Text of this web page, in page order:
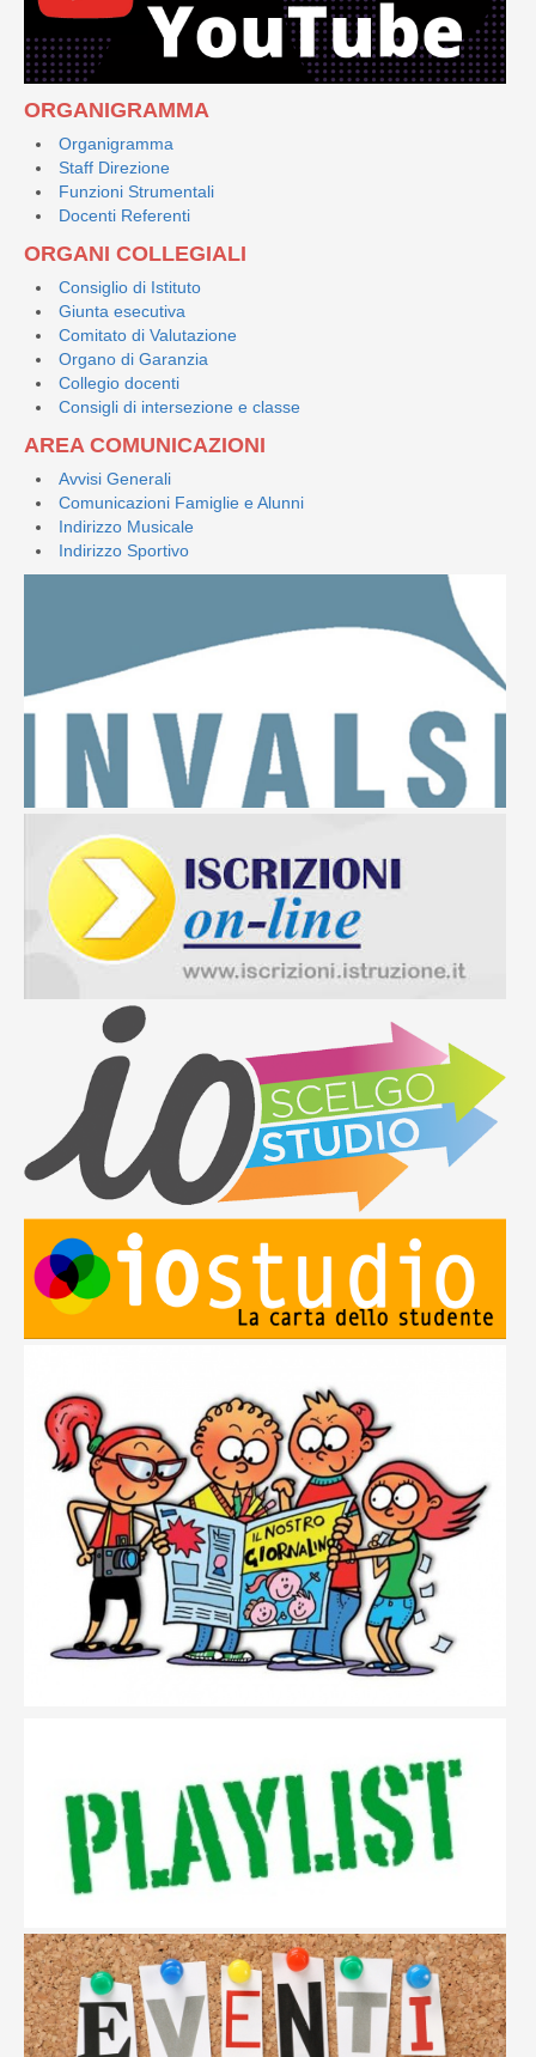
ORGANIGRAMMA
Organigramma
Staff Direzione
Funzioni Strumentali
Docenti Referenti
ORGANI COLLEGIALI
Consiglio di Istituto
Giunta esecutiva
Comitato di Valutazione
Organo di Garanzia
Collegio docenti
Consigli di intersezione e classe
AREA COMUNICAZIONI
Avvisi Generali
Comunicazioni Famiglie e Alunni
Indirizzo Musicale
Indirizzo Sportivo